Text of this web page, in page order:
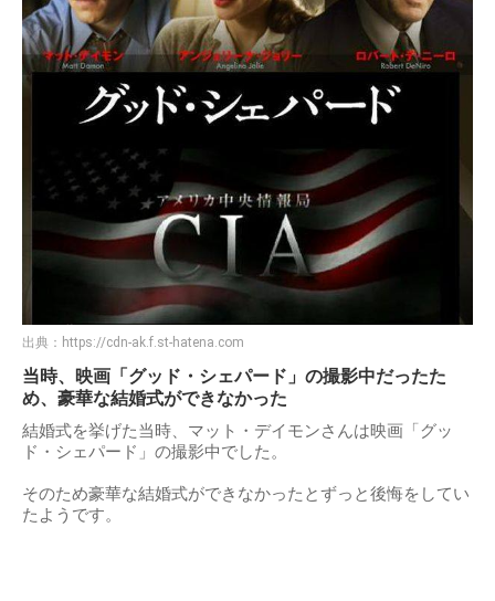
出典： https://cdn-ak.f.st-hatena.com
当時、映画「グッド・シェパード」の撮影中だったた
め、豪華な結婚式ができなかった
結婚式を挙げた当時、マット・デイモンさんは映画「グッ
ド・シェパード」の撮影中でした。
そのため豪華な結婚式ができなかったとずっと後悔をしてい
たようです。